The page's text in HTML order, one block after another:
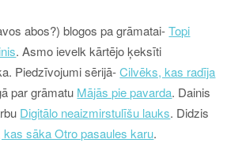
abos?) blogos pa grāmatai-Topi
. Asmo ievelk kārtējo ķeksīti
Piedzīvojumi sērijā-Cilvēks, kas radīja
par grāmatu Mājās pie pavarda. Dainis
Digitālo neaizmirstulīšu lauks. Didzis
kas sāka Otro pasaules karu.